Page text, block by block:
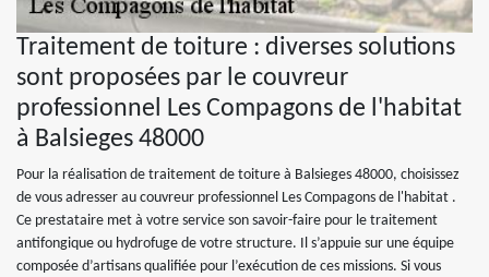
Traitement de toiture : diverses solutions
sont proposées par le couvreur
professionnel Les Compagons de l'habitat
à Balsieges 48000
Pour la réalisation de traitement de toiture à Balsieges 48000, choisissez
de vous adresser au couvreur professionnel Les Compagons de l'habitat .
Ce prestataire met à votre service son savoir-faire pour le traitement
antifongique ou hydrofuge de votre structure. Il s’appuie sur une équipe
composée d’artisans qualifiée pour l’exécution de ces missions. Si vous